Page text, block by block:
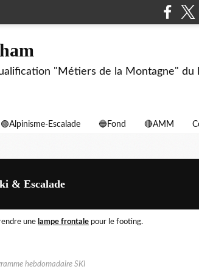
"Métiers de la Montagne"
🟢Alpinisme-Escalade 🔵Fond 🔴AMM
& Escalade
une lampe frontale pour le footing.
hebdomadaire SKI